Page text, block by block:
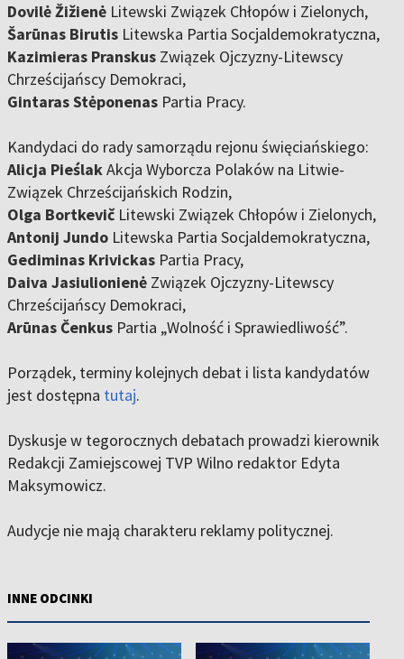
Dovilė Žižienė Litewski Związek Chłopów i Zielonych,
Šarūnas Birutis Litewska Partia Socjaldemokratyczna,
Kazimieras Pranskus Związek Ojczyzny-Litewscy
Chrześcijańscy Demokraci,
Gintaras Stėponenas Partia Pracy.
Kandydaci do rady samorządu rejonu święciańskiego:
Alicja PieślakAkcja Wyborcza Polaków na Litwie-
Związek Chrześcijańskich Rodzin,
Olga Bortkevič Litewski Związek Chłopów i Zielonych,
Antonij Jundo Litewska Partia Socjaldemokratyczna,
Gediminas Krivickas Partia Pracy,
Daiva Jasiulionienė Związek Ojczyzny-Litewscy
Chrześcijańscy Demokraci,
Arūnas Čenkus Partia „Wolność i Sprawiedliwość”.
Porządek, terminy kolejnych debat i lista kandydatów
jest dostępna tutaj.
Dyskusje w tegorocznych debatach prowadzi kierownik
Redakcji Zamiejscowej TVP Wilno redaktor Edyta
Maksymowicz.
Audycje nie mają charakteru reklamy politycznej.
INNE ODCINKI